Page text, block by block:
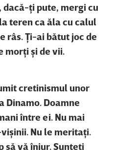
dacă-ţi pute, mergi cu
teren ca ăla cu calul
râs. Ţi-ai bătut joc de
morţi şi de vii.
cretinismul unor
Dinamo. Doamne
între ei. Nu mai
Nu le meritaţi.
să vă înjur. Sunteţi